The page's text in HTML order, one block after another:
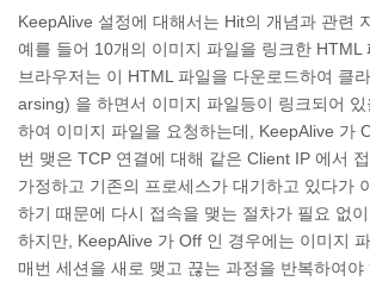
KeepAlive 설정에 대해서는 Hit의 개념과 관련
예를 들어 10개의 이미지 파일을 링크한 HTML
브라우저는 이 HTML 파일을 다운로드하여 클
arsing) 을 하면서 이미지 파일등이 링크되어
하여 이미지 파일을 요청하는데, KeepAlive 가
번 맺은 TCP 연결에 대해 같은 Client IP 에서
가정하고 기존의 프로세스가 대기하고 있다가
하기 때문에 다시 접속을 맺는 절차가 필요 없
하지만, KeepAlive 가 Off 인 경우에는 이미지
매번 세션을 새로 맺고 끊는 과정을 반복하여